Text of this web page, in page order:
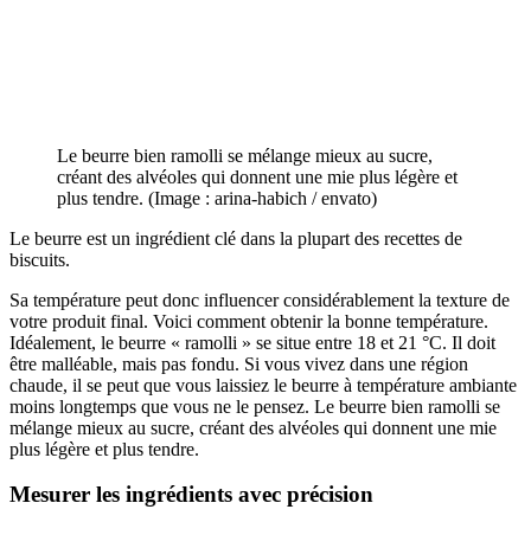
Le beurre bien ramolli se mélange mieux au sucre,
créant des alvéoles qui donnent une mie plus légère et
plus tendre. (Image : arina-habich / envato)
Le beurre est un ingrédient clé dans la plupart des recettes de
biscuits.
Sa température peut donc influencer considérablement la texture de
votre produit final. Voici comment obtenir la bonne température.
Idéalement, le beurre « ramolli » se situe entre 18 et 21 °C. Il doit
être malléable, mais pas fondu. Si vous vivez dans une région
chaude, il se peut que vous laissiez le beurre à température ambiante
moins longtemps que vous ne le pensez. Le beurre bien ramolli se
mélange mieux au sucre, créant des alvéoles qui donnent une mie
plus légère et plus tendre.
Mesurer les ingrédients avec précision